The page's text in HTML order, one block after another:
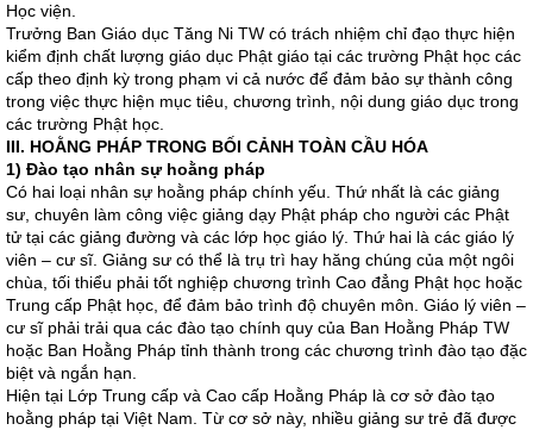
Học viện.
Trưởng Ban Giáo dục Tăng Ni TW có trách nhiệm chỉ đạo thực hiện
kiểm định chất lượng giáo dục Phật giáo tại các trường Phật học các
cấp theo định kỳ trong phạm vi cả nước để đảm bảo sự thành công
trong việc thực hiện mục tiêu, chương trình, nội dung giáo dục trong
các trường Phật học.
III. HOẰNG PHÁP TRONG BỐI CẢNH TOÀN CẦU HÓA
1) Đào tạo nhân sự hoằng pháp
Có hai loại nhân sự hoằng pháp chính yếu. Thứ nhất là các giảng
sư, chuyên làm công việc giảng dạy Phật pháp cho người các Phật
tử tại các giảng đường và các lớp học giáo lý. Thứ hai là các giáo lý
viên – cư sĩ. Giảng sư có thể là trụ trì hay hăng chúng của một ngôi
chùa, tối thiểu phải tốt nghiệp chương trình Cao đẳng Phật học hoặc
Trung cấp Phật học, để đảm bảo trình độ chuyên môn. Giáo lý viên –
cư sĩ phải trải qua các đào tạo chính quy của Ban Hoằng Pháp TW
hoặc Ban Hoằng Pháp tỉnh thành trong các chương trình đào tạo đặc
biệt và ngắn hạn.
Hiện tại Lớp Trung cấp và Cao cấp Hoằng Pháp là cơ sở đào tạo
hoằng pháp tại Việt Nam. Từ cơ sở này, nhiều giảng sư trẻ đã được